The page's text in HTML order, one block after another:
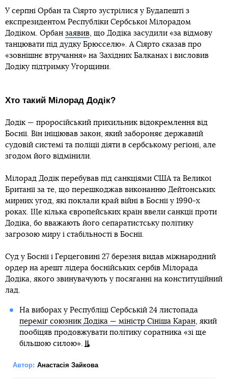
У серпні Орбан та Сіярто зустрілися у Будапешті з
експрезидентом Республіки Сербської Мілорадом
Додіком. Орбан заявив , що Додіка засудили «за відмову
танцювати під дудку Брюсселю». А Сіярто сказав про
«зовнішнє втручання» на Західних Балканах і висловив
Додіку підтримку Угорщини.
Хто такий Мілорад Додік?
Додік — проросійський прихильник відокремлення від
Боснії. Він ініціював закон, який забороняє державній
судовій системі та поліції діяти в сербському регіоні, але
згодом його відмінили.
Мілорад Додік перебував під санкціями США та Великої
Британії за те, що перешкоджав виконанню Дейтонських
мирних угод, які поклали край війні в Боснії у 1990-х
роках. Ще кілька європейських країн ввели санкції проти
Додіка, бо вважають його сепаратистську політику
загрозою миру і стабільності в Боснії.
Суд у Боснії і Герцеговині 27 березня видав міжнародний
ордер на арешт лідера боснійських сербів Мілорада
Додіка, якого звинувачують у посяганні на конституційний
лад.
На виборах у Республіці Сербській 24 листопада
переміг союзник Додіка — міністр Сініша Каран, який
пообіцяв продовжувати політику соратника «зі ще
більшою силою».
Автор: Анастасія Зайкова